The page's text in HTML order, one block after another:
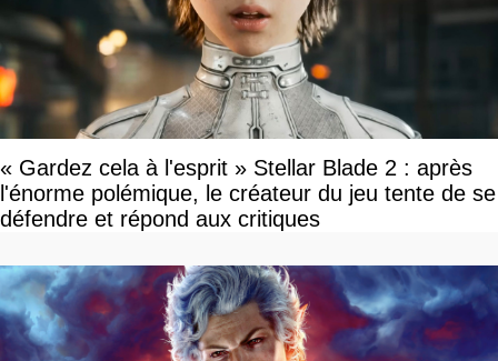
« Gardez cela à l'esprit » Stellar Blade 2 : après
l'énorme polémique, le créateur du jeu tente de se
défendre et répond aux critiques